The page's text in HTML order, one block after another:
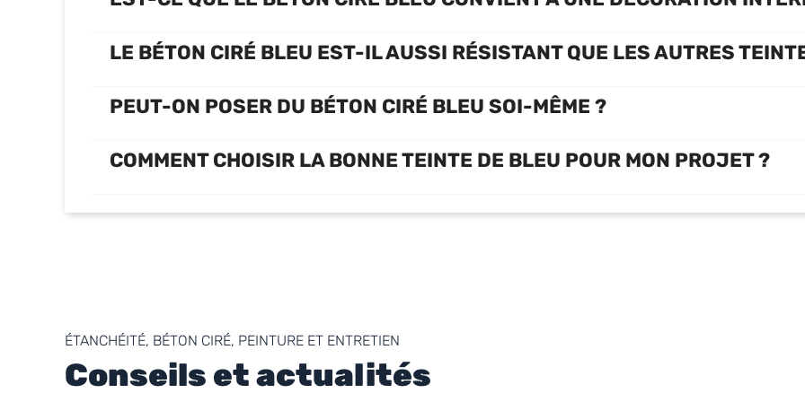
LE BÉTON CIRÉ BLEU EST-IL AUSSI RÉSISTANT QUE LES AUTRES
PEUT-ON POSER DU BÉTON CIRÉ BLEU SOI-MÊME ?
COMMENT CHOISIR LA BONNE TEINTE DE BLEU POUR MON PROJET ?
ÉTANCHÉITÉ, BÉTON CIRÉ, PEINTURE ET ENTRETIEN
Conseils et actualités